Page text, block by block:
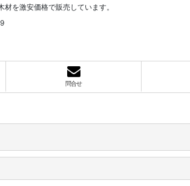
を激安価格で販売しています。
問合せ